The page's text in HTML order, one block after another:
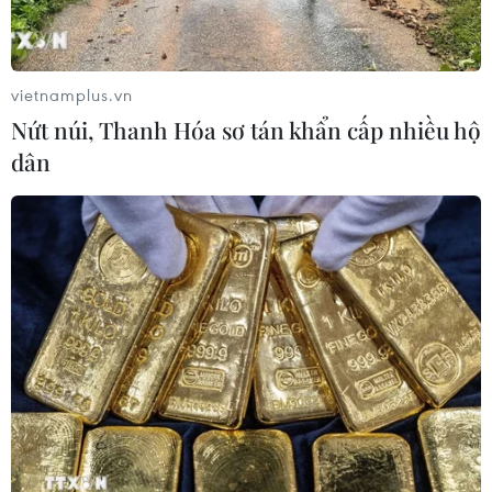
Thời tiết ngày 27/4: Hà Nội có nơi mưa to
vào chiều tối, Tây Nguyên nắng nóng
26/04/2025 23:30
Dự báo ngày 27/4, Hà Nội có mưa rào vài nơi, trưa
vietnamplus.vn
Nứt núi, Thanh Hóa sơ tán khẩn cấp nhiều hộ
dân